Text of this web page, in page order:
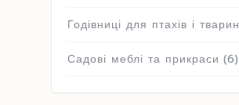
Годівниці для птахів і тварин
Садові меблі та прикраси (6)